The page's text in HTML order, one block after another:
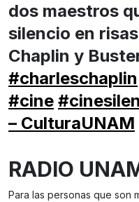
dos maestros
silencio en
Chaplin y
#charleschaplin
#cine
– CulturaUNAM
RADIO
Para las personas que son